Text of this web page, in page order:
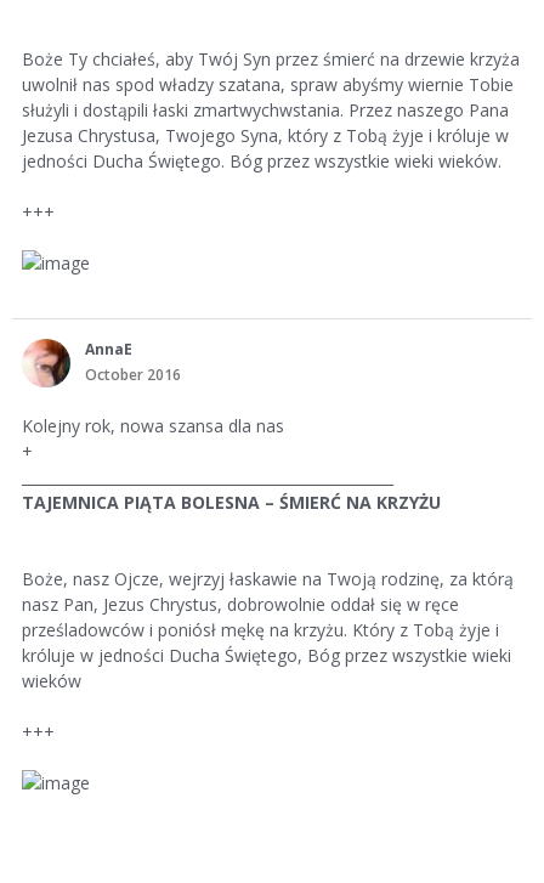
Boże Ty chciałeś, aby Twój Syn przez śmierć na drzewie krzyża
uwolnił nas spod władzy szatana, spraw abyśmy wiernie Tobie
służyli i dostąpili łaski zmartwychwstania. Przez naszego Pana
Jezusa Chrystusa, Twojego Syna, który z Tobą żyje i króluje w
jedności Ducha Świętego. Bóg przez wszystkie wieki wieków.
+++
AnnaE
October 2016
Kolejny rok, nowa szansa dla nas
+
TAJEMNICA PIĄTA BOLESNA – ŚMIERĆ NA KRZYŻU
Boże, nasz Ojcze, wejrzyj łaskawie na Twoją rodzinę, za którą
nasz Pan, Jezus Chrystus, dobrowolnie oddał się w ręce
prześladowców i poniósł mękę na krzyżu. Który z Tobą żyje i
króluje w jedności Ducha Świętego, Bóg przez wszystkie wieki
wieków
+++